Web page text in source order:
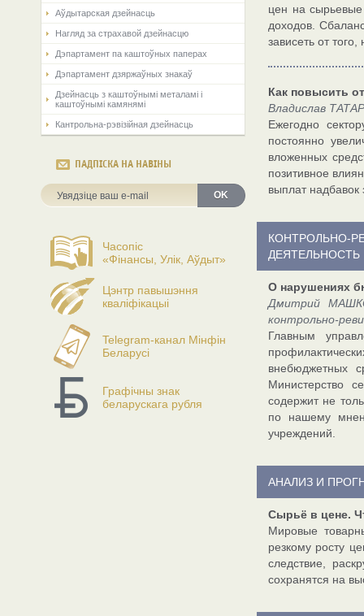
Аўдытарская дзейнасць
Нагляд за страхавой дзейнасцю
Дэпартамент па каштоўных паперах
Дэпартамент дзяржаўных знакаў
Дзейнасць з каштоўнымі металамі і
каштоўнымі камянямі
Кантрольна-рэвізійная дзейнасць
ПАДПІСКА НА НАВІНЫ
OK
Часопіс
«Фінансы, Улік, Аўдыт»
Цэнтр павышэння
кваліфікацыі
Telegram-канал Мінфін
Беларусі
Графічны знак
беларускага рубля
цен на
доходов.
зависеть от
Как повысить
Владислав
Ежегодно
постоянно
вложенных
позитивное
выплат надбавок
КОНТРОЛЬНО-
ДЕЯТЕЛЬНОСТЬ
О нарушениях
Дмитрий
контрольно-
Главным
внебюджетных
Министерство
содержит не
по нашему
учреждений.
АНАЛИЗ И
Сырьё в цене.
Мировые
резкому росту
следствие,
сохранятся на